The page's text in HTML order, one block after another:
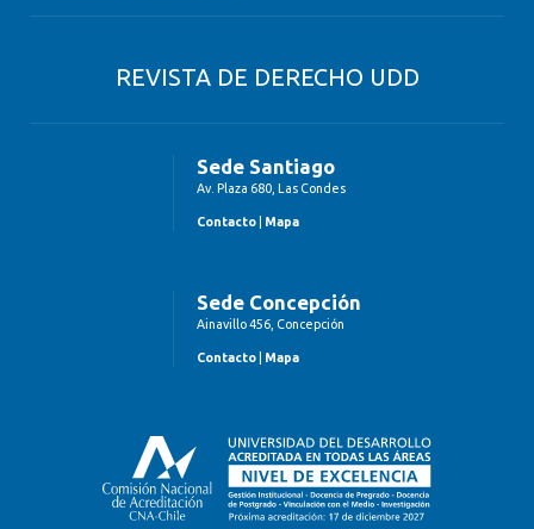
REVISTA DE DERECHO UDD
Sede Santiago
Av. Plaza 680, Las Condes
Contacto Mapa
Sede Concepción
Ainavillo 456, Concepción
Contacto Mapa